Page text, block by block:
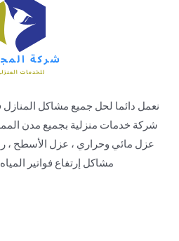
نعمل دائما لحل جميع مشاكل
شركة خدمات منزلية بجميع مدن
عزل مائي وحراري ، عزل الأسطح
مشاكل إرتفاع فواتير